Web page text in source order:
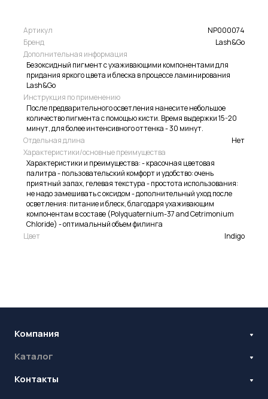
Артикул
NP000074
Бренд
Lash&Go
Дополнительная информация
Безоксидный пигмент с ухаживающими компонентами для
придания яркого цвета и блеска в процессе ламинирования
Lash&Go
Инструкция по применению
После предварительного осветления нанесите небольшое
количество пигмента с помощью кисти. Время выдержки 15-20
минут, для более интенсивного оттенка - 30 минут.
Отдельная длина
Нет
Характеристики/основные преимущества
Характеристики и преимущества: - красочная цветовая
палитра - пользовательский комфорт и удобство: очень
приятный запах, гелевая текстура - простота использования:
не надо замешивать с оксидом - дополнительный уход после
осветления: питание и блеск, благодаря ухаживающим
компонентам в составе (Polyquaternium-37 and Cetrimonium
Chloride) - оптимальный объем филинга
Цвет
Indigo
Компания
Бренды
Блог
Каталог
Наращивание ресниц
Контакты